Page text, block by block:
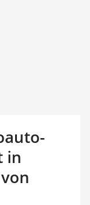
in